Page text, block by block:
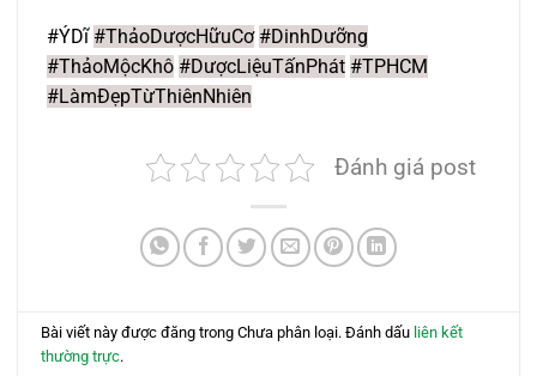
#ÝDĩ #ThảoDượcHữuCơ #DinhDưỡng
#ThảoMộcKhô #DượcLiệuTấnPhát #TPHCM
#LàmĐẹpTừThiênNhiên
Đánh giá post
Bài viết này được đăng trong Chưa phân loại. Đánh dấu liên kết
thường trực.